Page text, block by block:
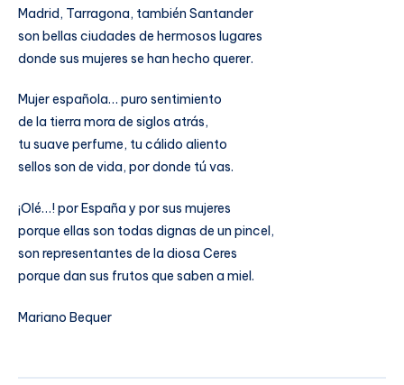
Madrid, Tarragona, también Santander
son bellas ciudades de hermosos lugares
donde sus mujeres se han hecho querer.
Mujer española… puro sentimiento
de la tierra mora de siglos atrás,
tu suave perfume, tu cálido aliento
sellos son de vida, por donde tú vas.
¡Olé…! por España y por sus mujeres
porque ellas son todas dignas de un pincel,
son representantes de la diosa Ceres
porque dan sus frutos que saben a miel.
Mariano Bequer